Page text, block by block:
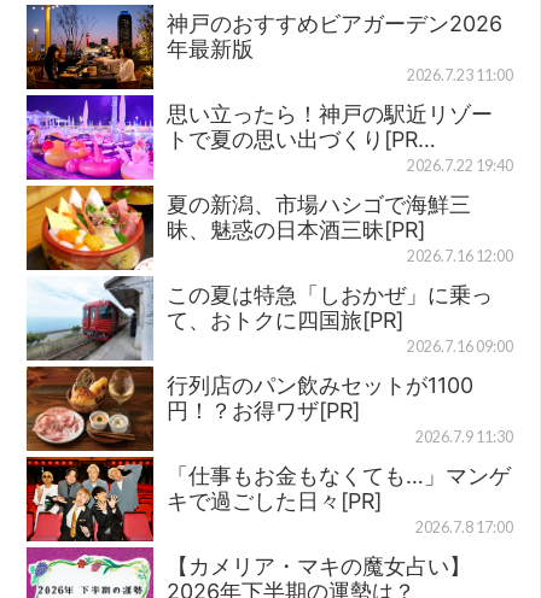
神戸のおすすめビアガーデン2026
年最新版
2026.7.23 11:00
思い立ったら！神戸の駅近リゾー
トで夏の思い出づくり[PR…
2026.7.22 19:40
夏の新潟、市場ハシゴで海鮮三
昧、魅惑の日本酒三昧[PR]
2026.7.16 12:00
この夏は特急「しおかぜ」に乗っ
て、おトクに四国旅[PR]
2026.7.16 09:00
行列店のパン飲みセットが1100
円！？お得ワザ[PR]
2026.7.9 11:30
「仕事もお金もなくても…」マンゲ
キで過ごした日々[PR]
2026.7.8 17:00
【カメリア・マキの魔女占い】
2026年下半期の運勢は？